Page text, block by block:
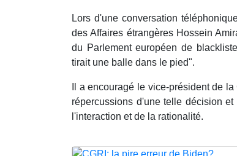
Lors d'une conversation
des Affaires étrangères Hossein
du Parlement européen de
tirait une balle dans le pied".
Il a encouragé le vice-président de
répercussions d'une telle décision
l'interaction et de la rationalité.